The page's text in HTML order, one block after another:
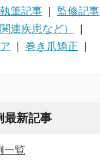
筆記事
監修記事
連疾患など）
巻き爪矯正
最新記事
一覧